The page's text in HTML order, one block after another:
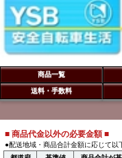
商品一覧
送料・手数料
■ 商品代金以外の必要金額 ■
●配送地域・商品合計金額に応じて以